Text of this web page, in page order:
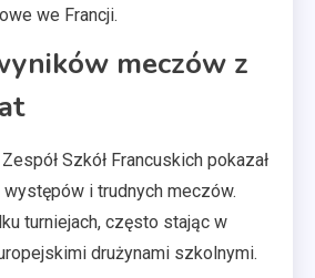
we Francji.
meczów z
Szkół Francuskich pokazał
i trudnych meczów.
turniejach, często stając w
drużynami szkolnymi.